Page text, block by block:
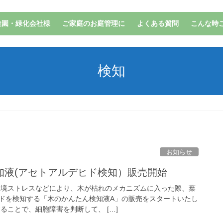
園・緑化会社様 ご家庭のお庭管理に よくある質問 こんな時
検知
お知らせ
液(アセトアルデヒド検知）販売開始
ストレスなどにより、木が枯れのメカニズムに入った際、葉
を検知する「木のかんたん検知液A」の販売をスタートいたし
ことで、細胞障害を判断して、 […]